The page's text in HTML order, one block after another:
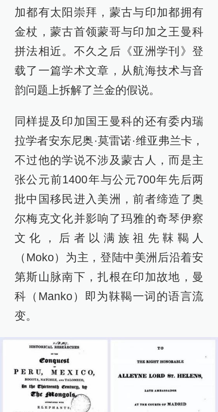
加都有太阳崇拜，蒙古与印加都拥有
金杖，蒙古首领蒙哥与印加之王曼科
拼法相近。不久之后《亚洲学刊》登
载了一篇学术文章，从航海技术与音
韵问题上拆解了兰金的假说。
同样提及印加国王曼科的还有委内瑞
拉学者安东尼奥·莫雷诺·维亚弗兰卡，
不过他的学说不涉及蒙古人，而是主
张公元前1400年与公元700年先后两
批中国移民进入美洲，前者缔造了奥
尔梅克文化并影响了玛雅的奇琴伊察
文化，后者以满族祖先靺鞨人
（Moko）为主，登陆中美洲后沿着安
第斯山脉南下，扎根在印加故地，曼
科（Manko）即为靺鞨一词的语言流
变。